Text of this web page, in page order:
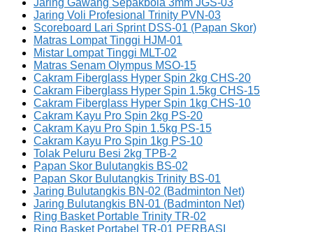
Jaring Voli Profesional Trinity PVN-03
Scoreboard Lari Sprint DSS-01 (Papan Skor)
Matras Lompat Tinggi HJM-01
Mistar Lompat Tinggi MLT-02
Matras Senam Olympus MSO-15
Cakram Fiberglass Hyper Spin 2kg CHS-20
Cakram Fiberglass Hyper Spin 1.5kg CHS-15
Cakram Fiberglass Hyper Spin 1kg CHS-10
Cakram Kayu Pro Spin 2kg PS-20
Cakram Kayu Pro Spin 1.5kg PS-15
Cakram Kayu Pro Spin 1kg PS-10
Tolak Peluru Besi 2kg TPB-2
Papan Skor Bulutangkis BS-02
Papan Skor Bulutangkis Trinity BS-01
Jaring Bulutangkis BN-02 (Badminton Net)
Jaring Bulutangkis BN-01 (Badminton Net)
Ring Basket Portable Trinity TR-02
Ring Basket Portabel TR-01 PERBASI